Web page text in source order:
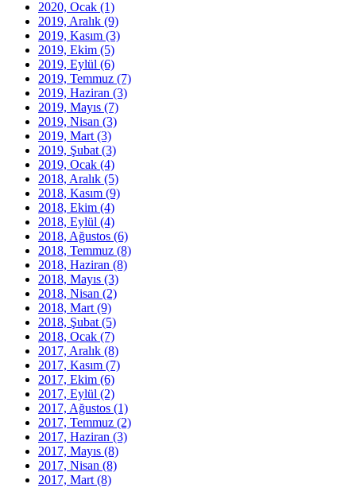
2020, Ocak (1)
2019, Aralık (9)
2019, Kasım (3)
2019, Ekim (5)
2019, Eylül (6)
2019, Temmuz (7)
2019, Haziran (3)
2019, Mayıs (7)
2019, Nisan (3)
2019, Mart (3)
2019, Şubat (3)
2019, Ocak (4)
2018, Aralık (5)
2018, Kasım (9)
2018, Ekim (4)
2018, Eylül (4)
2018, Ağustos (6)
2018, Temmuz (8)
2018, Haziran (8)
2018, Mayıs (3)
2018, Nisan (2)
2018, Mart (9)
2018, Şubat (5)
2018, Ocak (7)
2017, Aralık (8)
2017, Kasım (7)
2017, Ekim (6)
2017, Eylül (2)
2017, Ağustos (1)
2017, Temmuz (2)
2017, Haziran (3)
2017, Mayıs (8)
2017, Nisan (8)
2017, Mart (8)